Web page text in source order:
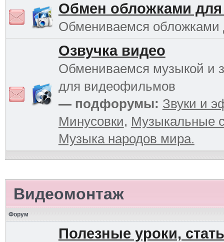
Обмен обложками для
Обмениваемся обложками
Озвучка видео
Обмениваемся музыкой и
для видеофильмов
— подфорумы: Звуки и
Минусовки, Музыкальные
Музыка народов мира.
Видеомонтаж
Форум
Полезные уроки,